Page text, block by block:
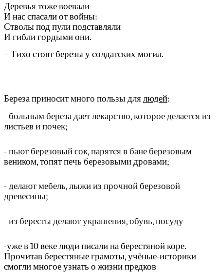
Деревья тоже воевали
И нас спасали от войны:
Стволы под пули подставляли
И гибли гордыми они.
– Тихо стоят березы у солдатских могил.
Береза приносит много пользы длялюдей:
- больным береза дает лекарство, которое делается из
листьев и почек;
- пьют березовый сок, парятся в бане березовым
веником, топят печь березовыми дровами;
- делают мебель, лыжи из прочной березовой
древесины;
- из бересты делают украшения, обувь, посуду
-уже в 10 веке люди писали на берестяной коре.
Прочитав берестяные грамоты, учёные-историки
смогли многое узнать о жизни предков